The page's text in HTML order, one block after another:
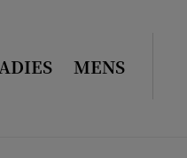
MENS